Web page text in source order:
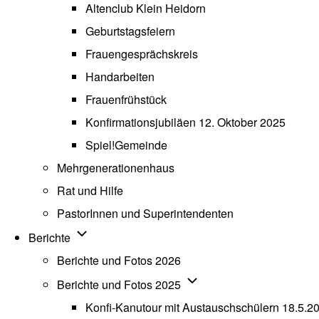
Altenclub Klein Heidorn
Geburtstagsfeiern
Frauengesprächskreis
Handarbeiten
Frauenfrühstück
Konfirmationsjubiläen 12. Oktober 2025
Spiel!Gemeinde
Mehrgenerationenhaus
Rat und Hilfe
PastorInnen und Superintendenten
Berichte Unternavigation von Berichte
Berichte und Fotos 2026
Berichte und Fotos 2025 Unternavigation von
Konfi-Kanutour mit Austauschschülern